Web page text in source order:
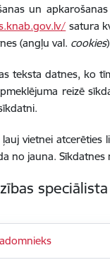
un
satura
(angļu val. cookies
teksta datnes, ko
reizē
vietnei atcerēties
no jauna.